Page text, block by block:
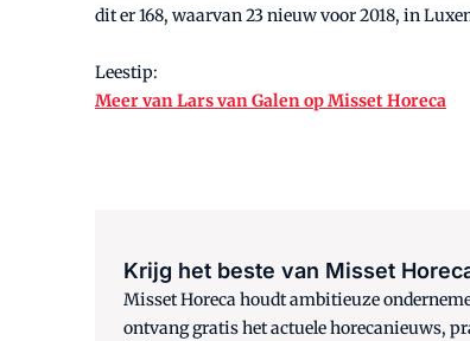
dit er 168, waarvan 23 nieuw voor 2018, in
Leestip:
Meer van Lars van Galen op Misset Horeca
Krijg het beste van Misset
Misset Horeca houdt ambitieuze
ontvang gratis het actuele horecanieuws,